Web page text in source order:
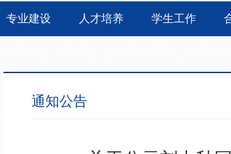
专业建设 人才培养 学生工作
通知公告